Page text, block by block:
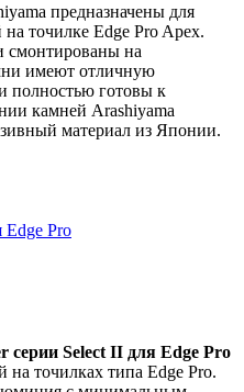
предназначены для
точилке Edge Pro Apex.
на
имеют отличную
полностью готовы к
камней Arashiyama
материал из Японии.
Edge Pro
серии Select II для Edge Pro
на точилках типа Edge Pro.